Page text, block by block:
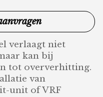
verlaagt niet
kan bij
tot oververhitting.
van
unit of VRF